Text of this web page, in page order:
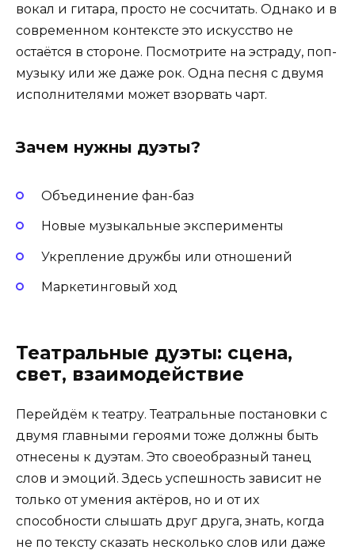
вокал и гитара, просто не сосчитать. Однако и в
современном контексте это искусство не
остаётся в стороне. Посмотрите на эстраду, поп-
музыку или же даже рок. Одна песня с двумя
исполнителями может взорвать чарт.
Зачем нужны дуэты?
Объединение фан-баз
Новые музыкальные эксперименты
Укрепление дружбы или отношений
Маркетинговый ход
Театральные дуэты: сцена,
свет, взаимодействие
Перейдём к театру. Театральные постановки с
двумя главными героями тоже должны быть
отнесены к дуэтам. Это своеобразный танец
слов и эмоций. Здесь успешность зависит не
только от умения актёров, но и от их
способности слышать друг друга, знать, когда
не по тексту сказать несколько слов или даже